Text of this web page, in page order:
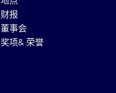
财报
董事会
奖项& 荣誉